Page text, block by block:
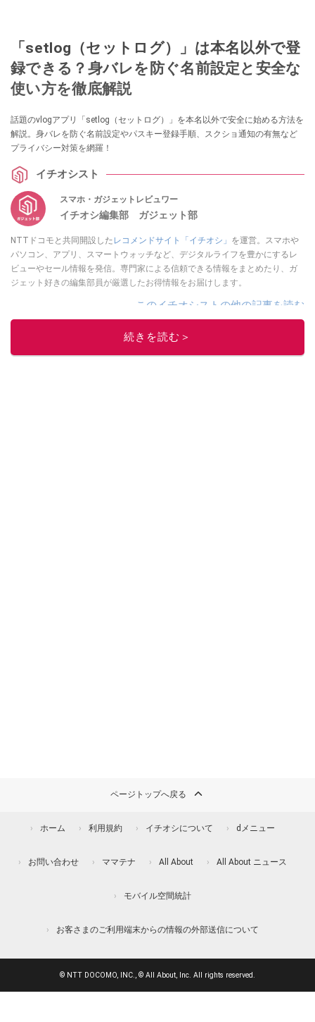
「setlog（セットログ）」は本名以外で登
録できる？身バレを防ぐ名前設定と安全な
使い方を徹底解説
話題のvlogアプリ「setlog（セットログ）」を本名以外で安全に始める方法を
解説。身バレを防ぐ名前設定やパスキー登録手順、スクショ通知の有無など
プライバシー対策を網羅！
イチオシスト
スマホ・ガジェットレビュワー
イチオシ編集部 ガジェット部
NTTドコモと共同開設した レコメンドサイト「イチオシ」 を運営。スマホや
パソコン、アプリ、スマートウォッチなど、デジタルライフを豊かにするレ
ビューやセール情報を発信。専門家による信頼できる情報をまとめたり、ガ
ジェット好きの編集部員が厳選したお得情報をお届けします。
このイチオシストの他の記事を読む
続きを読む＞
ページトップへ戻る
ホーム 利用規約 イチオシについて dメニュー
お問い合わせ ママテナ All About All About ニュース
モバイル空間統計
お客さまのご利用端末からの情報の外部送信について
© NTT DOCOMO, INC., © All About, Inc. All rights reserved.